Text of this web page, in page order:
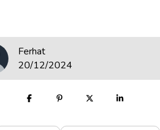
Ferhat
20/12/2024